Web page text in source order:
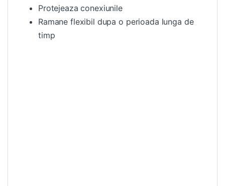
Protejeaza conexiunile
Ramane flexibil dupa o perioada lunga de
timp